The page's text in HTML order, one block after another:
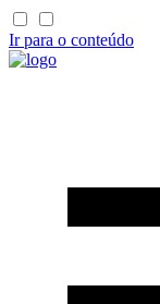
Ir para o conteúdo